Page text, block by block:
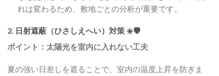
れは変わるため、敷地ごとの分析が重要です。
2. 日射遮蔽（ひさしえへい）対策 ☀️🛡️
ポイント：太陽光を室内に入れない工夫
夏の強い日差しを遮ることで、室内の温度上昇を防ぎま